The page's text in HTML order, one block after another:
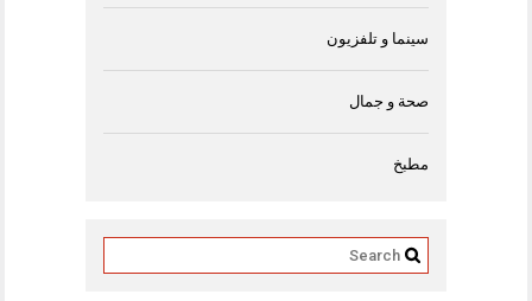
سينما و تلفزيون
صحة و جمال
مطبخ